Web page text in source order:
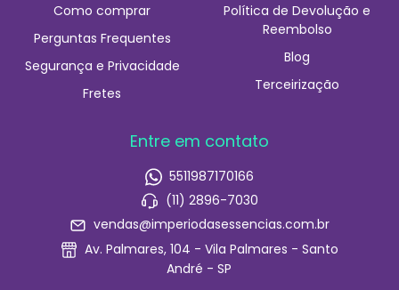
Como comprar
Perguntas Frequentes
Segurança e Privacidade
Fretes
Política de Devolução e
Reembolso
Blog
Terceirização
Entre em contato
5511987170166
(11) 2896-7030
vendas@imperiodasessencias.com.br
Av. Palmares, 104 - Vila Palmares - Santo
André - SP